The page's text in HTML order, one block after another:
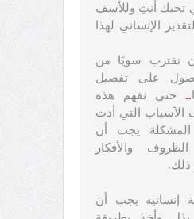
تحبك أنتِ وللأسف
الإنساني لهذا
نقترب سويًا من
على تفصيل
.. حتى نفهم هذه
الأسباب التي أدت
يجب أن
والأفكار
ذلك.
إنسانية يجب أن